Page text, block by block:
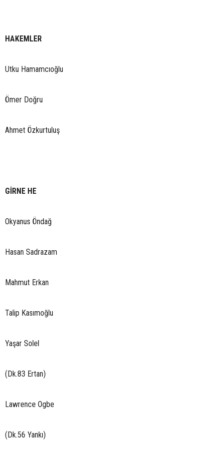
HAKEMLER
Utku Hamamcıoğlu
Ömer Doğru
Ahmet Özkurtuluş
GİRNE HE
Okyanus Öndağ
Hasan Sadrazam
Mahmut Erkan
Talip Kasımoğlu
Yaşar Solel
(Dk.83 Ertan)
Lawrence Ogbe
(Dk.56 Yankı)